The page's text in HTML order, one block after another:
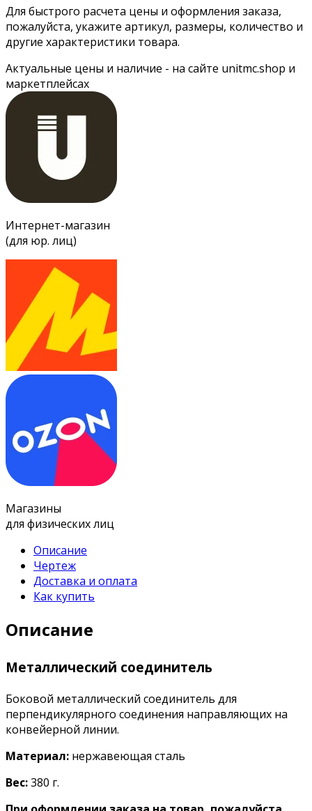
Для быстрого расчета цены и оформления заказа,
пожалуйста, укажите артикул, размеры, количество и
другие характеристики товара.
Актуальные цены и наличие - на сайте unitmc.shop и
маркетплейсах
Интернет-магазин
(для юр. лиц)
Магазины
для физических лиц
Описание
Чертеж
Доставка и оплата
Как купить
Описание
Металлический соединитель
Боковой металлический соединитель для
перпендикулярного соединения направляющих на
конвейерной линии.
Материал: нержавеющая сталь
Вес:380 г.